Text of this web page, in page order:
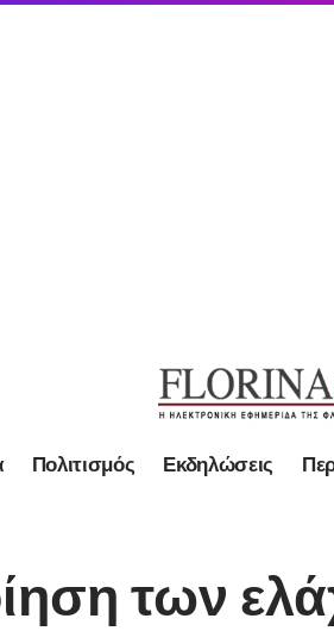
Πολιτισμός Εκδηλώσεις
των